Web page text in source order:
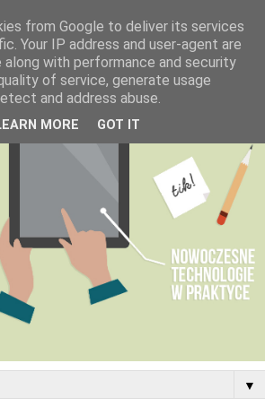
▼
from Google to deliver its services
Your IP address and user-agent are
along with performance and security
of service, generate usage
and address abuse.
MORE GOT IT